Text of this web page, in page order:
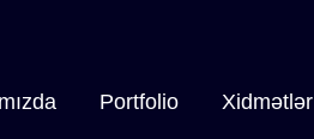
Portfolio Xidmətlər